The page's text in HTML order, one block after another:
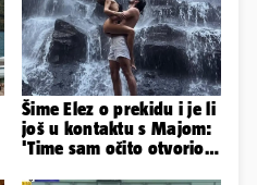
Šime Elez o prekidu i je li
još u kontaktu s Majom:
'Time sam očito otvorio